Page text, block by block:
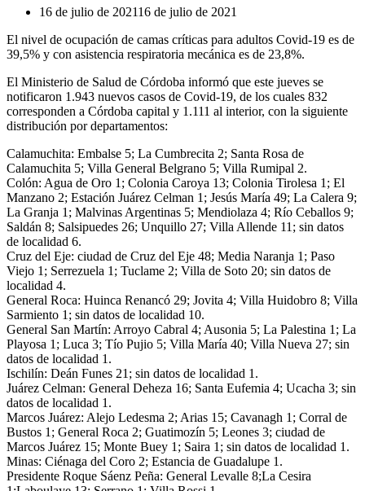
16 de julio de 202116 de julio de 2021
El nivel de ocupación de camas críticas para adultos Covid-19 es de
39,5% y con asistencia respiratoria mecánica es de 23,8%.
El Ministerio de Salud de Córdoba informó que este jueves se
notificaron 1.943 nuevos casos de Covid-19, de los cuales 832
corresponden a Córdoba capital y 1.111 al interior, con la siguiente
distribución por departamentos:
Calamuchita: Embalse 5; La Cumbrecita 2; Santa Rosa de
Calamuchita 5; Villa General Belgrano 5; Villa Rumipal 2.
Colón: Agua de Oro 1; Colonia Caroya 13; Colonia Tirolesa 1; El
Manzano 2; Estación Juárez Celman 1; Jesús María 49; La Calera 9;
La Granja 1; Malvinas Argentinas 5; Mendiolaza 4; Río Ceballos 9;
Saldán 8; Salsipuedes 26; Unquillo 27; Villa Allende 11; sin datos
de localidad 6.
Cruz del Eje: ciudad de Cruz del Eje 48; Media Naranja 1; Paso
Viejo 1; Serrezuela 1; Tuclame 2; Villa de Soto 20; sin datos de
localidad 4.
General Roca: Huinca Renancó 29; Jovita 4; Villa Huidobro 8; Villa
Sarmiento 1; sin datos de localidad 10.
General San Martín: Arroyo Cabral 4; Ausonia 5; La Palestina 1; La
Playosa 1; Luca 3; Tío Pujio 5; Villa María 40; Villa Nueva 27; sin
datos de localidad 1.
Ischilín: Deán Funes 21; sin datos de localidad 1.
Juárez Celman: General Deheza 16; Santa Eufemia 4; Ucacha 3; sin
datos de localidad 1.
Marcos Juárez: Alejo Ledesma 2; Arias 15; Cavanagh 1; Corral de
Bustos 1; General Roca 2; Guatimozín 5; Leones 3; ciudad de
Marcos Juárez 15; Monte Buey 1; Saira 1; sin datos de localidad 1.
Minas: Ciénaga del Coro 2; Estancia de Guadalupe 1.
Presidente Roque Sáenz Peña: General Levalle 8;La Cesira